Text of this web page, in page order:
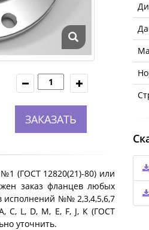
ЗАКАЗАТЬ
(ГОСТ 12820(21)-80) или
заказ фланцев любых
исполнений №№ 2,3,4,5,6,7
C, L, D, M, E, F, J, К (ГОСТ
уточнить.